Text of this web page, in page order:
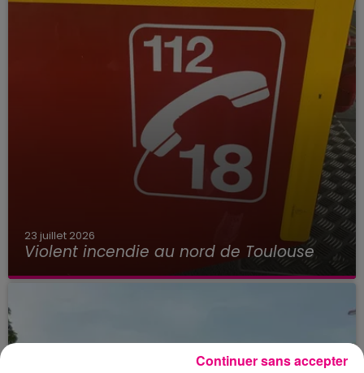
23 juillet 2026
Violent incendie au nord de Toulouse
Continuer sans accepter